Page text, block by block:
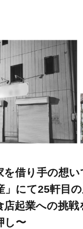
を借り手の想い
」にて25軒目
店起業への挑戦
し〜